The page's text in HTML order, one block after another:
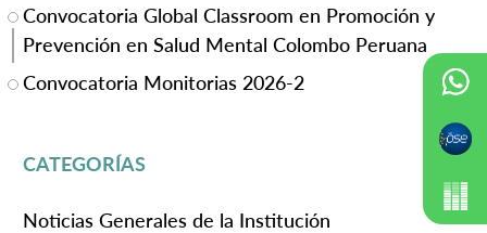
Convocatoria Global Classroom en Promoción y
Prevención en Salud Mental Colombo Peruana
Convocatoria Monitorias 2026-2
CATEGORÍAS
Noticias Generales de la Institución